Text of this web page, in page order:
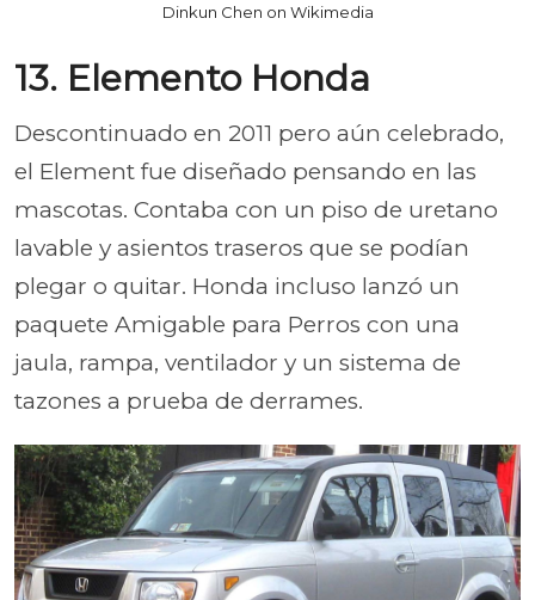
Dinkun Chen on Wikimedia
13. Elemento Honda
Descontinuado en 2011 pero aún celebrado,
el Element fue diseñado pensando en las
mascotas. Contaba con un piso de uretano
lavable y asientos traseros que se podían
plegar o quitar. Honda incluso lanzó un
paquete Amigable para Perros con una
jaula, rampa, ventilador y un sistema de
tazones a prueba de derrames.